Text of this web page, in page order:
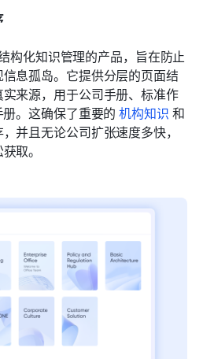
构化知识管理的产品，旨在防止
息孤岛。它提供分层的页面结
来源，用于公司手册、标准作
册。这确保了重要的 机构知识 和
并且无论公司扩张速度多快，
取。